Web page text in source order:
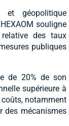
et géopolitique
souligne
des taux
publiques
de 20% de son
supérieure à
notamment
des mécanismes